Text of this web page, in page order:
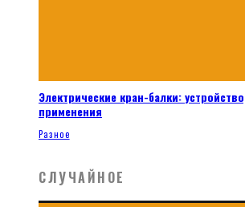
Электрические кран-балки:
применения
Разное
СЛУЧАЙНОЕ